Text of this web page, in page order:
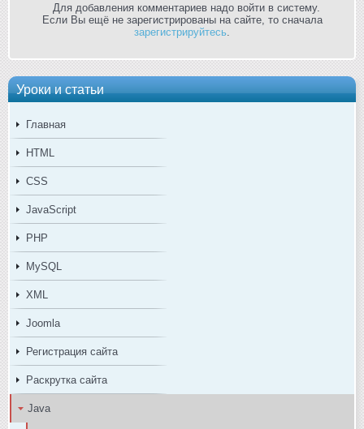
Уроки и статьи
Главная
HTML
CSS
JavaScript
PHP
MySQL
XML
Joomla
Регистрация сайта
Раскрутка сайта
Java
Для добавления комментариев надо войти в систему.
Если Вы ещё не зарегистрированы на сайте, то сначала
зарегистрируйтесь